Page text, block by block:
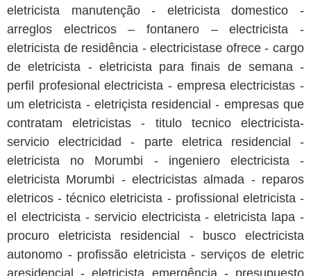
eletricista manutenção - eletricista domestico -
arreglos electricos – fontanero – electricista -
eletricista de residência - electricistase ofrece - cargo
de eletricista - eletricista para finais de semana -
perfil profesional electricista - empresa electricistas -
um eletricista - eletriçista residencial - empresas que
contratam eletricistas - titulo tecnico electricista-
servicio electricidad - parte eletrica residencial -
eletricista no Morumbi - ingeniero electricista -
eletricista Morumbi - electricistas almada - reparos
eletricos - técnico eletricista - profissional eletricista -
el electricista - servicio electricista - eletricista lapa -
procuro eletricista residencial - busco electricista
autonomo - profissão eletricista - serviços de eletric